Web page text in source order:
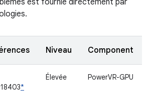
est fournie directement par
Niveau Component
*
Élevée PowerVR-GPU